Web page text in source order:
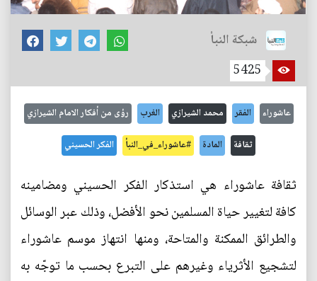
شبكة النبأ
5425
عاشوراء الفقر محمد الشيرازي الغرب رؤى من أفكار الامام الشيرازي
ثقافة المادة #عاشوراء_في_النبأ الفكر الحسيني
ثقافة عاشوراء هي استذكار الفكر الحسيني ومضامينه
كافة لتغيير حياة المسلمين نحو الأفضل، وذلك عبر الوسائل
والطرائق الممكنة والمتاحة، ومنها انتهاز موسم عاشوراء
لتشجيع الأثرياء وغيرهم على التبرع بحسب ما توجّه به